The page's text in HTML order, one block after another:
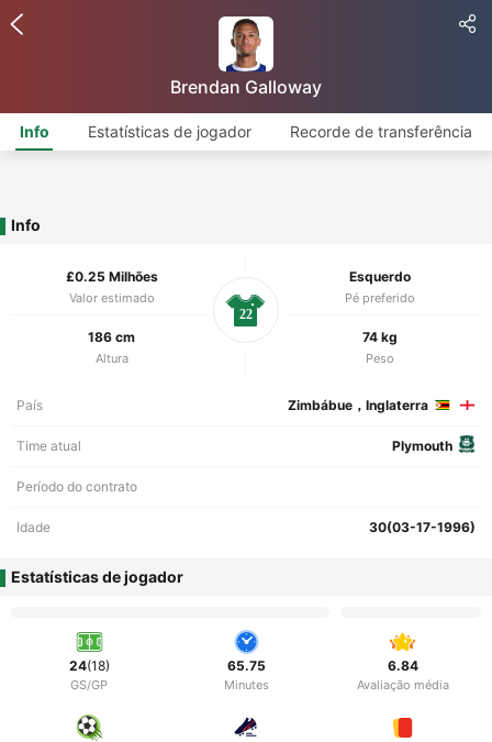
Brendan Galloway
Info Estatísticas de jogador Recorde de transferência
Info
£0.25 Milhões
Valor estimado
Esquerdo
Pé preferido
186 cm
Altura
74 kg
Peso
22
País Zimbábue，Inglaterra
Time atual Plymouth
Período do contrato
Idade 30(03-17-1996)
Estatísticas de jogador
24(18)
GS/GP
65.75
Minutes
6.84
Avaliação média